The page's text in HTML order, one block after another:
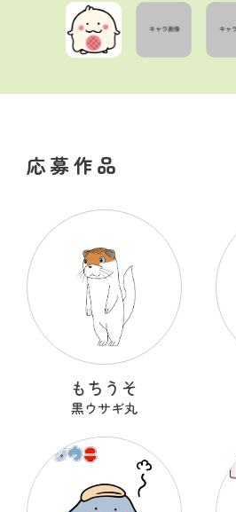
応募作品
もちうそ
黒ウサギ丸